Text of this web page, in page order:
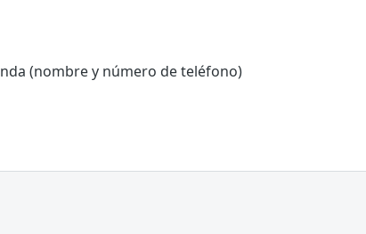
(nombre y número de teléfono)